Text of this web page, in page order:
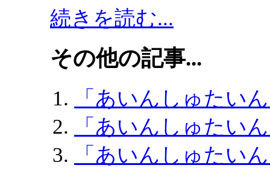
続きを読む...
その他の記事...
「あいんしゅたい
「あいんしゅたい
「あいんしゅたい